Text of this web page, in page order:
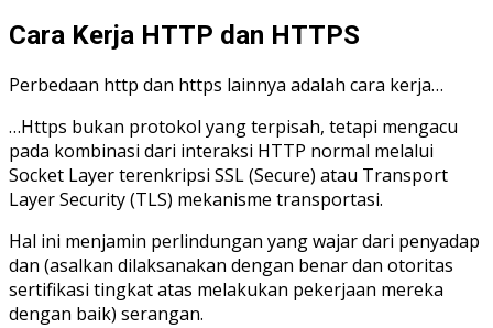
Cara Kerja HTTP dan HTTPS
Perbedaan http dan https lainnya adalah cara kerja…
…Https bukan protokol yang terpisah, tetapi mengacu
pada kombinasi dari interaksi HTTP normal melalui
Socket Layer terenkripsi SSL (Secure) atau Transport
Layer Security (TLS) mekanisme transportasi.
Hal ini menjamin perlindungan yang wajar dari penyadap
dan (asalkan dilaksanakan dengan benar dan otoritas
sertifikasi tingkat atas melakukan pekerjaan mereka
dengan baik) serangan.